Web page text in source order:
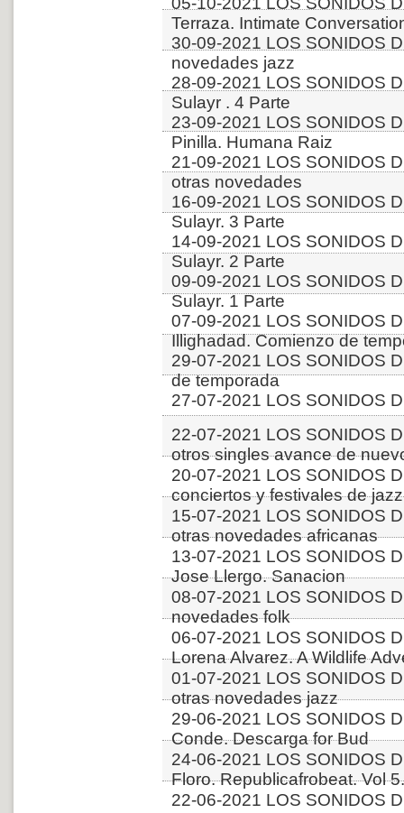
Terraza. Intimate
30-09-2021 LOS SONIDOS
novedades jazz
28-09-2021 LOS SONIDOS
Sulayr . 4 Parte
23-09-2021 LOS SONIDOS
Pinilla. Humana Raiz
21-09-2021 LOS SONIDOS
otras novedades
16-09-2021 LOS SONIDOS
Sulayr. 3 Parte
14-09-2021 LOS SONIDOS
Sulayr. 2 Parte
09-09-2021 LOS SONIDOS
Sulayr. 1 Parte
07-09-2021 LOS SONIDOS
Illighadad. Comienzo de
29-07-2021 LOS SONIDOS
de temporada
27-07-2021 LOS SONIDOS
22-07-2021 LOS SONIDOS
otros singles avance de
20-07-2021 LOS SONIDOS
conciertos y festivales de
15-07-2021 LOS SONIDOS
otras novedades africanas
13-07-2021 LOS SONIDOS
Jose Llergo. Sanacion
08-07-2021 LOS SONIDOS
novedades folk
06-07-2021 LOS SONIDOS
Lorena Alvarez. A Wildlife
01-07-2021 LOS SONIDOS
otras novedades jazz
29-06-2021 LOS SONIDOS
Conde. Descarga for Bud
24-06-2021 LOS SONIDOS
Floro. Republicafrobeat. Vol
22-06-2021 LOS SONIDOS